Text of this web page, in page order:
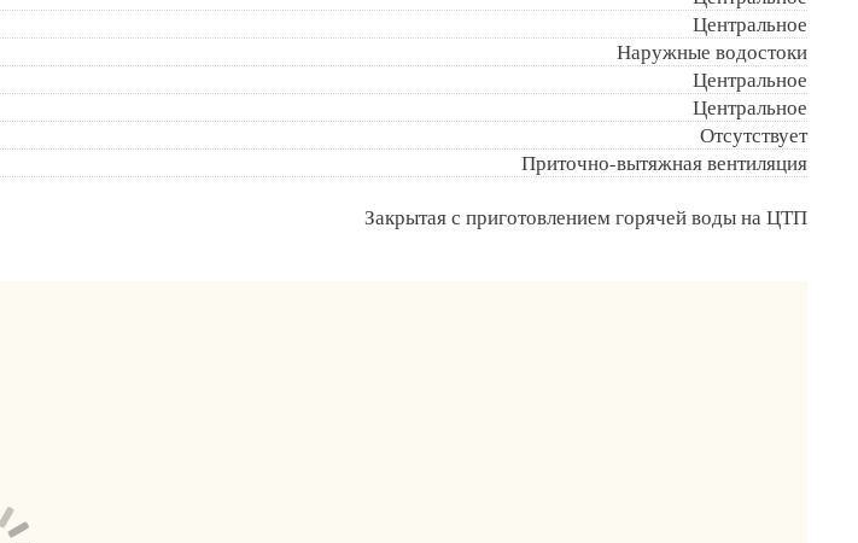
Центральное
Наружные водостоки
Центральное
Центральное
Отсутствует
Приточно-вытяжная вентиляция
Закрытая с приготовлением горячей воды на ЦТП